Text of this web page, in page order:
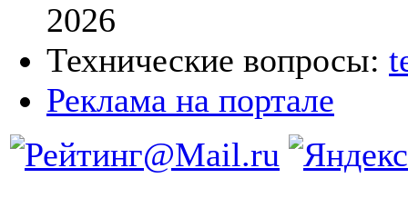
2026
Технические вопросы:
Реклама на портале